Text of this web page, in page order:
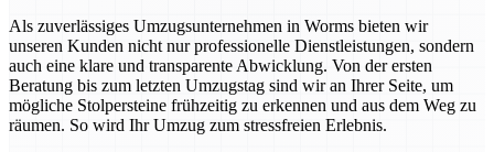
Als zuverlässiges Umzugsunternehmen in Worms bieten wir
unseren Kunden nicht nur professionelle Dienstleistungen, sondern
auch eine klare und transparente Abwicklung. Von der ersten
Beratung bis zum letzten Umzugstag sind wir an Ihrer Seite, um
mögliche Stolpersteine frühzeitig zu erkennen und aus dem Weg zu
räumen. So wird Ihr Umzug zum stressfreien Erlebnis.